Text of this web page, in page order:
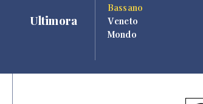
Ultimora
Bassano
Veneto
Mondo